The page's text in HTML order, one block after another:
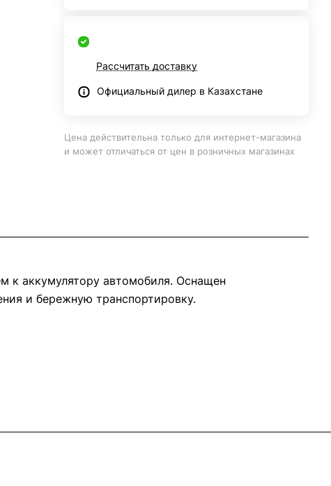
Рассчитать доставку
Официальный дилер в Казахстане
Цена действительна только для интернет-магазина
и может отличаться от цен в розничных магазинах
к аккумулятору автомобиля. Оснащен
и бережную транспортировку.